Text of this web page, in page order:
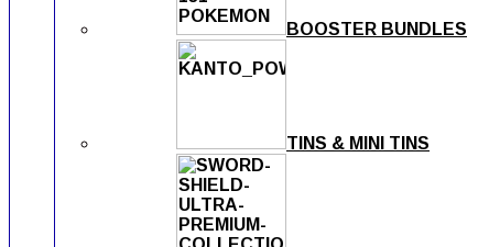
BOOSTER BUNDLES
TINS & MINI TINS